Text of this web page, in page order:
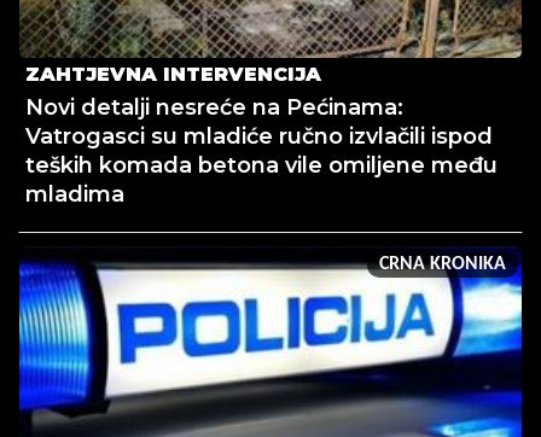
ZAHTJEVNA INTERVENCIJA
Novi detalji nesreće na Pećinama:
Vatrogasci su mladiće ručno izvlačili ispod
teških komada betona vile omiljene među
mladima
CRNA KRONIKA